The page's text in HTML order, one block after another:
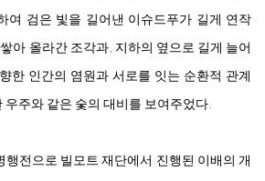
여 검은 빛을 길어낸 이슈드푸가 길게 연작
아 올라간 조각과, 지하의 옆으로 길게 늘어
한 인간의 염원과 서로를 잇는 순환적 관계
주와 같은 숯의 대비를 보여주었다.
행전으로 빌모트 재단에서 진행된 이배의 개